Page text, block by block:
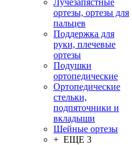
Лучезапястные
ортезы, ортезы для
пальцев
Поддержка для
руки, плечевые
ортезы
Подушки
ортопедические
Ортопедические
стельки,
подпяточники и
вкладыши
Шейные ортезы
+ ЕЩЕ 3